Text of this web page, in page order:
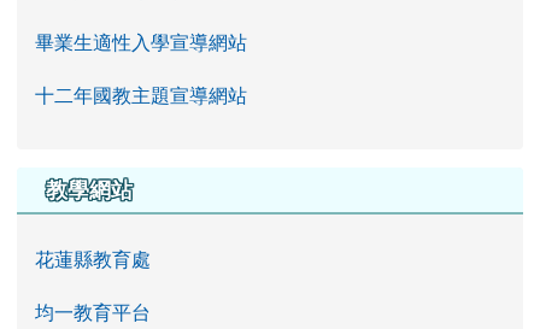
畢業生適性入學宣導網站
十二年國教主題宣導網站
教學網站
花蓮縣教育處
均一教育平台